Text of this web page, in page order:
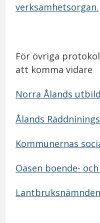
verksamhetsorgan.
För övriga
att komma vidare
Norra Ålands
Ålands
Kommunernas
Oasen boende-
Lantbruksnämnden